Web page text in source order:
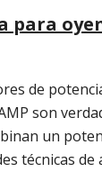
para
de
son
un
técnicas de